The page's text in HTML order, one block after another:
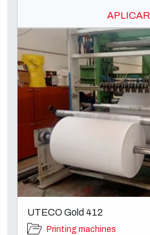
APLICAR
UTECO Gold 412
Printing machines